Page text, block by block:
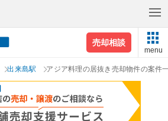
売却相談
menu
出来島駅 アジア料理の居抜き売却物件の案件